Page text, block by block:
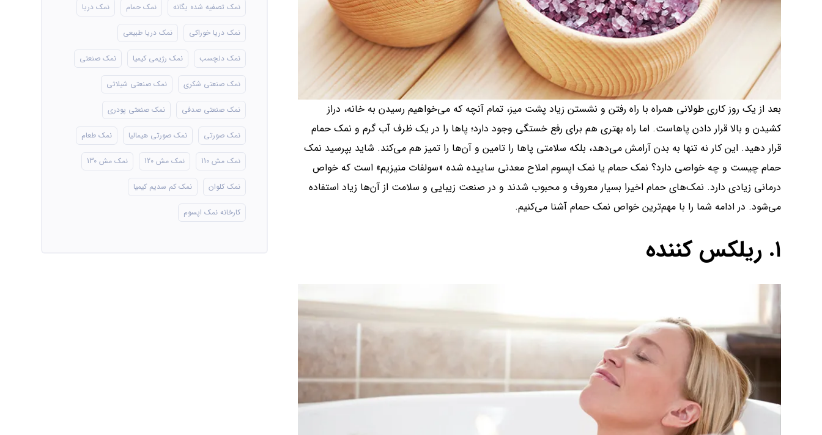
بعد از یک روز کاری طولانی همراه با راه رفتن و نشستن زیاد پشت میز، تمام آنچه که می‌خواهیم رسیدن به خانه، دراز
کشیدن و بالا قرار دادن پاهاست. اما راه بهتری هم برای رفع خستگی وجود دارد؛ پاها را در یک ظرف آب گرم و نمک حمام
قرار دهید. این کار نه تنها به بدن آرامش می‌دهد، بلکه سلامتی پاها را تامین و آن‌ها را تمیز هم می‌کند. شاید بپرسید نمک
حمام چیست و چه خواصی دارد؟ نمک حمام یا نمک اپسوم املاح معدنی ساییده شده «سولفات منیزیم» است که خواص
درمانی زیادی دارد. نمک‌های حمام اخیرا بسیار معروف و محبوب شدند و در صنعت زیبایی و سلامت از آن‌ها زیاد استفاده
می‌شود. در ادامه شما را با مهم‌ترین خواص نمک حمام آشنا می‌کنیم.
۱. ریلکس کننده
نمک تصفیه شده یگانه نمک حمام نمک دریا
نمک دریا خوراکی نمک دریا طبیعی
نمک دلچسب نمک رژیمی کیمیا نمک صنعتی
نمک صنعتی شکری نمک صنعتی شیلاتی
نمک صنعتی صدفی نمک صنعتی پودری
نمک صورتی نمک صورتی هیمالیا نمک طعام
نمک مش 110 نمک مش 120 نمک مش 130
نمک کلوان نمک کم سدیم کیمیا
کارخانه نمک اپسوم